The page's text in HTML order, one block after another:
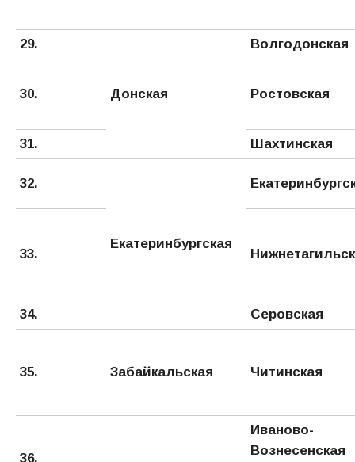
29.
Донская
Волгодонская
30. Ростовская
31. Шахтинская
32.
Екатеринбургская
33.
34. Серовская
35. Забайкальская Читинская
36.
Иваново-
Вознесенская